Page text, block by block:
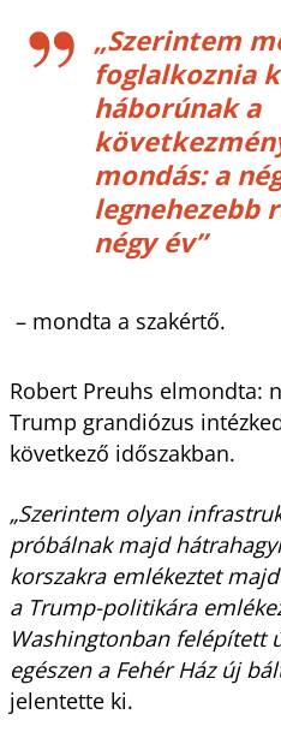
„Szerintem
foglalkoznia
háborúnak a
mondás: a
legnehezebb
négy év”
– mondta a szakértő.
Robert Preuhs elmondta:
Trump grandiózus
következő időszakban.
„Szerintem olyan
próbálnak majd
korszakra emlékeztet
a Trump-politikára
Washingtonban felépített
egészen a Fehér Ház új
jelentette ki.